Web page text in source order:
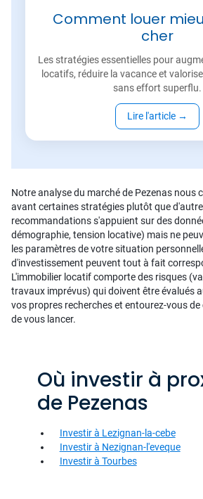
Comment louer
cher
Les stratégies essentielles pour
locatifs, réduire la vacance et
sans effort superflu.
Lire l'article →
Notre analyse du marché de Pezenas nous
avant certaines stratégies plutôt que
recommandations s'appuient sur des
démographie, tension locative) mais ne
les paramètres de votre situation
d'investissement peuvent tout à fait
L'immobilier locatif comporte des risques
travaux imprévus) qui doivent être évalués
vos propres recherches et entourez-vous
de vous lancer.
Où investir à
de Pezenas
Investir à Lezignan-la-cebe
Investir à Nezignan-l'eveque
Investir à Tourbes